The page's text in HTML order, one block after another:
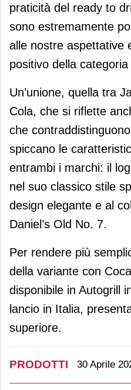
praticità del ready to
sono estremamente
alle nostre aspettative
positivo della categoria
Un’unione, quella tra
Cola, che si riflette
che
spiccano le
entrambi i marchi: il
nel suo classico stile
design elegante e al
Daniel’s Old No. 7.
Per rendere più
della variante con
disponibile in Autogrill
lancio in Italia,
superiore.
PRODOTTI 30 Aprile